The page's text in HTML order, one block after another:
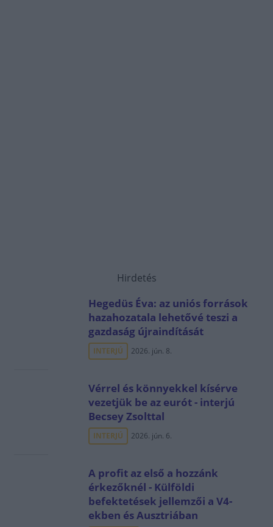
Hirdetés
Hegedüs Éva: az uniós források
hazahozatala lehetővé teszi a
gazdaság újraindítását
INTERJÚ 2026. jún. 8.
Vérrel és könnyekkel kísérve
vezetjük be az eurót - interjú
Becsey Zsolttal
INTERJÚ 2026. jún. 6.
A profit az első a hozzánk
érkezőknél - Külföldi
befektetések jellemzői a V4-
ekben és Ausztriában